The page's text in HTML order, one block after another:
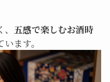
五感で楽しむお酒時
ます。